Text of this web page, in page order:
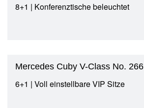
8+1 | Konferenztische beleuchtet
Mercedes Cuby V-Class No. 266
6+1 | Voll einstellbare VIP Sitze